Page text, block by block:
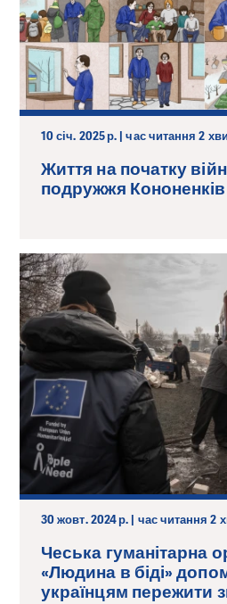
10 січ. 2025 р. | час читання 2
Життя на початку
подружжя Кононенків
30 жовт. 2024 р. | час читання 2
Чеська гуманітарна
«Людина в біді»
українцям пережити